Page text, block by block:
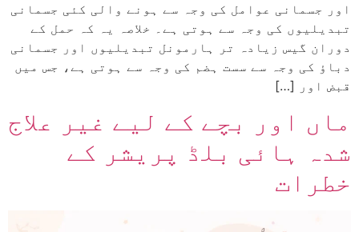
اور جسمانی عوامل کی وجہ سے ہونے والی کئی جسمانی
تبدیلیوں کی وجہ سے ہوتی ہے۔ خلاصہ یہ کہ حمل کے
دوران گیس زیادہ تر ہارمونل تبدیلیوں اور جسمانی
دباؤ کی وجہ سے سست ہضم کی وجہ سے ہوتی ہے، جس میں
قبض اور […]
ماں اور بچے کے لیے غیر علاج
شدہ ہائی بلڈ پریشر کے
خطرات